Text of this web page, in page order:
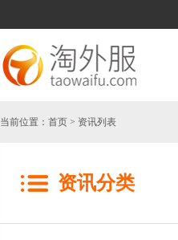
当前位置： 首页 > 资讯列表
资讯分类